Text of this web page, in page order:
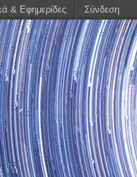
& Εφημερίδες Σύνδεση